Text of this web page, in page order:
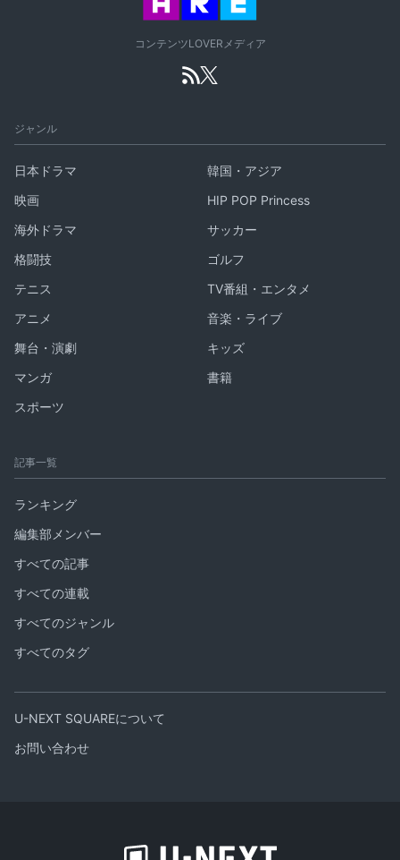
コンテンツLOVERメディア
ジャンル
日本ドラマ
韓国・アジア
映画
HIP POP Princess
海外ドラマ
サッカー
格闘技
ゴルフ
テニス
TV番組・エンタメ
アニメ
音楽・ライブ
舞台・演劇
キッズ
マンガ
書籍
スポーツ
記事一覧
ランキング
編集部メンバー
すべての記事
すべての連載
すべてのジャンル
すべてのタグ
U-NEXT SQUAREについて
お問い合わせ